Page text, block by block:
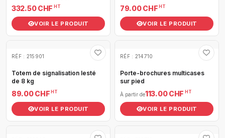
332.50 CHF HT
VOIR LE PRODUIT
79.00 CHF HT
VOIR LE PRODUIT
RÉF : 215901
Totem de signalisation lesté
de 8 kg
89.00 CHF HT
VOIR LE PRODUIT
RÉF : 214710
Porte-brochures multicases
sur pied
À partir de113.00 CHF HT
VOIR LE PRODUIT